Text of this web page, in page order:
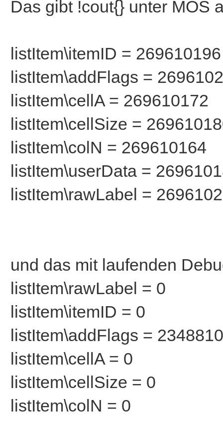
*listItem\rawLabel
Das gibt !cout{} unter MOS
listItem\itemID = 269610196
listItem\addFlags =
listItem\cellA = 269610172
listItem\cellSize =
listItem\colN = 269610164
listItem\userData =
listItem\rawLabel =
und das mit laufenden
listItem\rawLabel = 0
listItem\itemID = 0
listItem\addFlags =
listItem\cellA = 0
listItem\cellSize = 0
listItem\colN = 0